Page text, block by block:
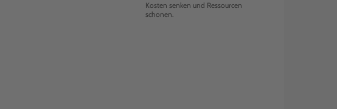
Kosten senken und Ressourcen
schonen.